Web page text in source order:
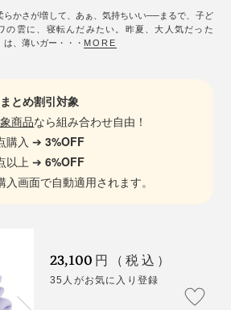
らかさが増して、あぁ、気持ちいい──まるで、子ど
の雲に、寝転んだみたい。昨夏、大人気だった
は、薄いガー・・・ MORE
とめ割引対象
商品なら組み合わせ自由！
購入 ➔3%OFF
以上 ➔6%OFF
入画面で自動適用されます。
23,100 円（税込）
35人がお気に入り登録